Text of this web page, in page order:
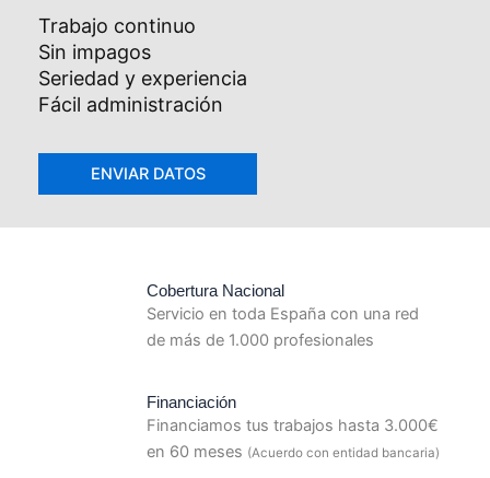
Trabajo continuo
Sin impagos
Seriedad y experiencia
Fácil administración
Cobertura Nacional
Servicio en toda España con una red
de más de 1.000 profesionales
Financiación
Financiamos tus trabajos hasta 3.000€
en 60 meses (Acuerdo con entidad bancaria)